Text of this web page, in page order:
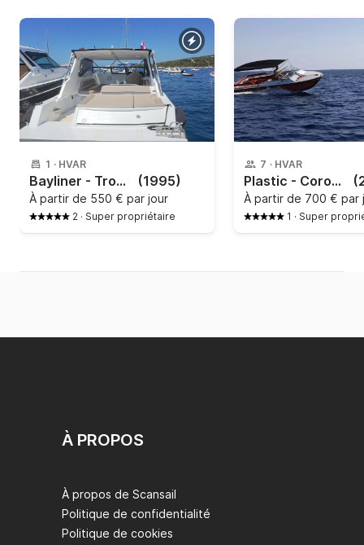
1 · HVAR
Bayliner - Trophy (1995)
À partir de 550 € par jour
2 · Super propriétaire
7 · HVAR
Plastic - Coronet
À partir de 700 € par
1 · Super
À PROPOS
À propos de Scansail
Politique de confidentialité
Politique de cookies